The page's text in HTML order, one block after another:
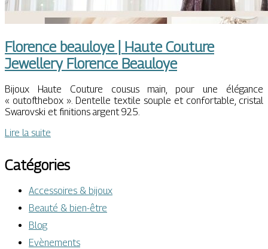
Florence beauloye | Haute Couture
Jewellery Florence Beauloye
Bijoux Haute Couture cousus main, pour une élégance
« outofthebox ». Dentelle textile souple et confortable, cristal
Swarovski et finitions argent 925.
Lire la suite
Catégories
Accessoires & bijoux
Beauté & bien-être
Blog
Evènements